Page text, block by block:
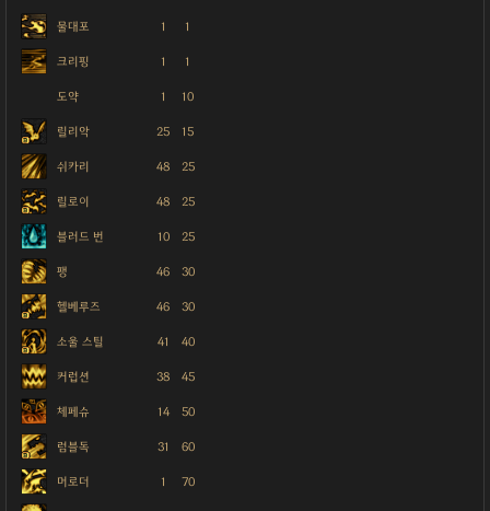
물대포 1 1
크리핑 1 1
도약 1 10
릴리악 25 15
쉬카리 48 25
릴로이 48 25
블러드 번 10 25
팽 46 30
헬베루즈 46 30
소울 스틸 41 40
커럽션 38 45
체페슈 14 50
럼블독 31 60
머로더 1 70